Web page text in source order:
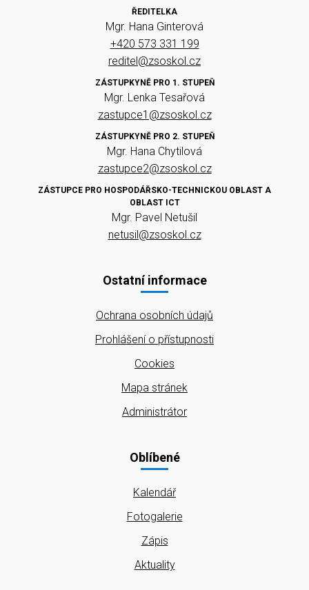
ŘEDITELKA
Mgr. Hana Ginterová
+420 573 331 199
reditel@zsoskol.cz
ZÁSTUPKYNĚ PRO 1. STUPEŇ
Mgr. Lenka Tesařová
zastupce1@zsoskol.cz
ZÁSTUPKYNĚ PRO 2. STUPEŇ
Mgr. Hana Chytilová
zastupce2@zsoskol.cz
ZÁSTUPCE PRO HOSPODÁŘSKO-TECHNICKOU OBLAST A
OBLAST ICT
Mgr. Pavel Netušil
netusil@zsoskol.cz
Ostatní informace
Ochrana osobních údajů
Prohlášení o přístupnosti
Cookies
Mapa stránek
Administrátor
Oblíbené
Kalendář
Fotogalerie
Zápis
Aktuality